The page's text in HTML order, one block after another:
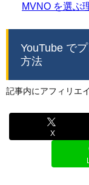
MVNO を選ぶ
YouTube で
方法
記事内にアフィリエ
X